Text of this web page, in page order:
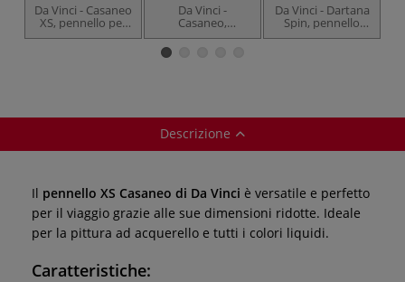
Da Vinci - Casaneo
XS, pennello per
acquerello, tondo,
Da Vinci -
Casaneo,
pennello
tascabile, 1599TP
Da Vinci - Dartana
Spin, pennello
appuntito, serie
Descrizione
Il pennello XS Casaneo di Da Vinci è versatile e perfetto
per il viaggio grazie alle sue dimensioni ridotte. Ideale
per la pittura ad acquerello e tutti i colori liquidi.
Caratteristiche: